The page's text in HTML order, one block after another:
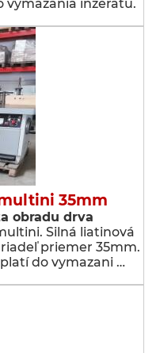
vymazania inzerátu.
35mm
obradu drva
Silná liatinová
priemer 35mm.
do vymazani …